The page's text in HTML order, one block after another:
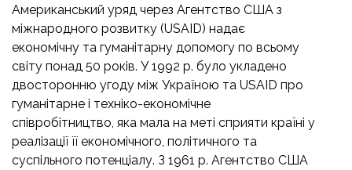
Американський уряд через Агентство США з
міжнародного розвитку (USAID) надає
економічну та гуманітарну допомогу по всьому
світу понад 50 років. У 1992 р. було укладено
двосторонню угоду між Україною та USAID про
гуманітарне і техніко-економічне
співробітництво, яка мала на меті сприяти країні у
реалізації її економічного, політичного та
суспільного потенціалу. З 1961 р. Агентство США